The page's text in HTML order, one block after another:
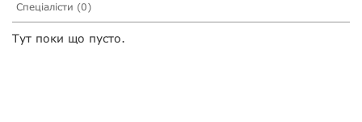
Спеціалісти (0)
Тут поки що пусто.